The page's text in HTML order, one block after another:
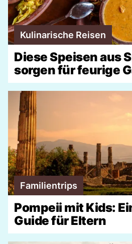
Kulinarische Reisen
Diese Speisen aus
sorgen für feurige
Familientrips
Pompeii mit Kids:
Guide für Eltern